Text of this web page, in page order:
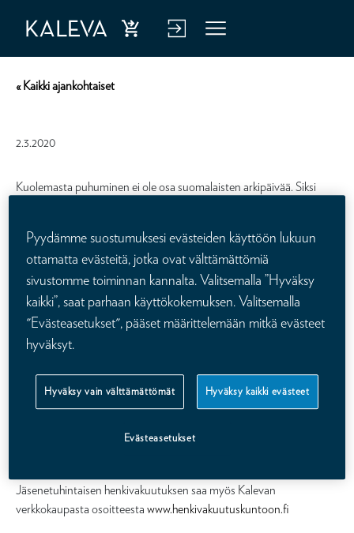
Ost
a
Kirj
aud
n
Vali
kko
« Kaikki ajankohtaiset
2.3.2020
Kuolemasta puhuminen ei ole osa suomalaisten arkipäivää. Siksi
suoraan.
Vaikka monet sanovat, että kuolemasta on helppo puhua, melkein
60% pariskunnista sanoo, etteivät ole koskaan keskustelleetpuolison
kuoleman vaikutuksista perheen talouteen.
että henkivakuutus on rohkea teko. Olet rohkea, kun mietit omaa
kuolemaasi ja otat henkivakuutuksen, jolla turvaat läheisesi.
Jäsenetuhintaisen henkivakuutuksen saa myös Kalevan
verkkokaupasta osoitteesta www.henkivakuutuskuntoon.fi
Pyydämme suostumuksesi evästeiden käyttöön lukuun
ottamatta evästeitä, jotka ovat välttämättömiä
sivustomme toiminnan kannalta. Valitsemalla ”Hyväksy
kaikki”, saat parhaan käyttökokemuksen. Valitsemalla
"Evästeasetukset", pääset määrittelemään mitkä evästeet
hyväksyt.
Hyväksy vain välttämättömät Hyväksy kaikki evästeet
Evästeasetukset